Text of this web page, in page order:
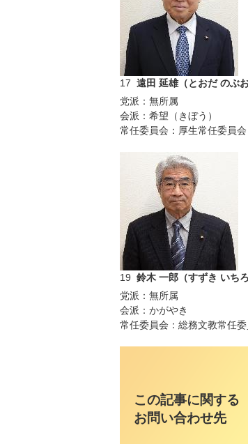
17 遠田 延雄（とおだ のぶお
党派：無所属
会派：希望（きぼう）
常任委員会：厚生常任委員会
19 鈴木 一郎（すずき いちろ
党派：無所属
会派：かがやき
常任委員会：総務文教常任
この記事に関する
お問い合わせ先